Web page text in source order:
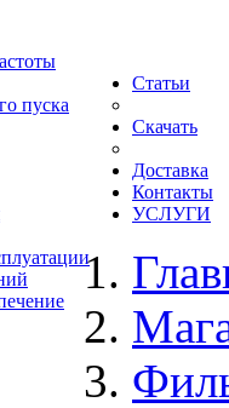
пуска
Статьи
Скачать
Доставка
Контакты
УСЛУГИ